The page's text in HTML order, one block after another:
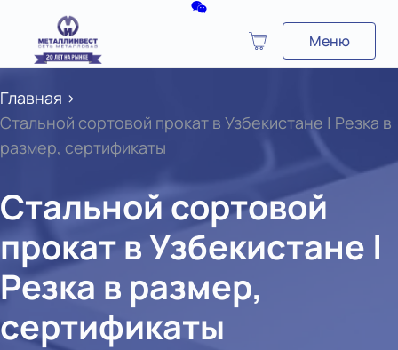
Меню
Главная >
Стальной сортовой прокат в Узбекистане | Резка в
размер, сертификаты
Стальной сортовой
прокат в Узбекистане |
Резка в размер,
сертификаты